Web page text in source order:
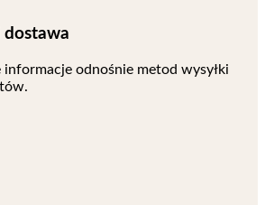
dostawa
informacje odnośnie metod wysyłki